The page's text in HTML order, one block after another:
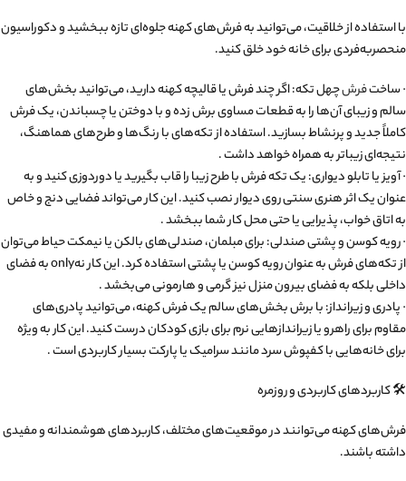
با استفاده از خلاقیت، می‌توانید به فرش‌های کهنه جلوه‌ای تازه ببخشید و دکوراسیون
منحصربه‌فردی برای خانه خود خلق کنید.
· ساختفرشچهل تکه: اگر چند فرش یا قالیچه کهنه دارید، می‌توانید بخش‌های
سالم و زیبای آن‌ها را به قطعات مساوی برش زده و با دوختن یا چسباندن، یک فرش
کاملاً جدید و پرنشاط بسازید. استفاده از تکه‌های با رنگ‌ها و طرح‌های هماهنگ،
نتیجه‌ای زیباتر به همراه خواهد داشت .
· آویز یا تابلو دیواری: یک تکه فرش با طرح زیبا را قاب بگیرید یا دوردوزی کنید و به
عنوان یک اثر هنری سنتی روی دیوار نصب کنید. این کار می‌تواند فضایی دنج و خاص
به اتاق خواب، پذیرایی یا حتی محل کار شما ببخشد .
· رویه کوسن و پشتی صندلی: برای مبلمان، صندلی‌های بالکن یا نیمکت حیاط می‌توان
از تکه‌های فرش به عنوان رویه کوسن یا پشتی استفاده کرد. این کار نه‌only به فضای
داخلی بلکه به فضای بیرون منزل نیز گرمی و هارمونی می‌بخشد .
· پادری و زیرانداز: با برش بخش‌های سالم یک فرش کهنه، می‌توانید پادری‌های
مقاوم برای راهرو یا زیراندازهایی نرم برای بازی کودکان درست کنید. این کار به ویژه
برای خانه‌هایی با کفپوش سرد مانند سرامیک یا پارکت بسیار کاربردی است .
🛠️ کاربردهای کاربردی و روزمره
فرش‌های کهنه می‌توانند در موقعیت‌های مختلف، کاربردهای هوشمندانه و مفیدی
داشته باشند.